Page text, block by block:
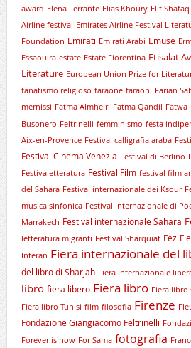
award Elena Ferrante Elias Khoury Elif Shafaq
Airline festival Emirates Airline Festival
Foundation Emirati Emirati Arabi Emuse
Essaouira estate Estate Fiorentina Etisalat
Literature European Union Prize for
fanatismo religioso faraone faraoni Farian
mernissi Fatma Almheiri Fatma Qandil Fatwa
Busonero Feltrinelli femminismo festa
Aix-en-Provence Festival calligrafia araba
Festival Cinema Venezia Festival di Berlino
Festivaletteratura Festival Film festival film
del Sahara Festival internazionale dei Ksour
musica sinfonica Festival Internazionale di
Marrakech Festival internazionale Sahara
letteratura migranti Festival Sharquiat Fez
Interan Fiera internazionale del
del libro di Sharjah Fiera internazionale
libro fiera libero Fiera libro Fiera libro
Fiera libro Tunisi film filosofia Firenze
Fondazione Giangiacomo Feltrinelli
Forever is now For Sama fotografia